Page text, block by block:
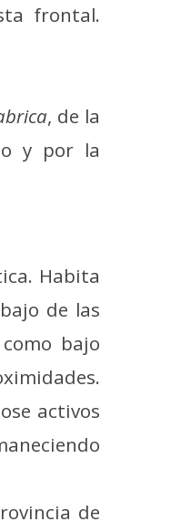
frontal.
, de la
y por la
Habita
de las
bajo
activos
de